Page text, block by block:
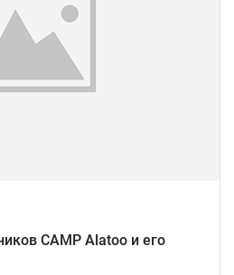
CAMP Alatoo и его